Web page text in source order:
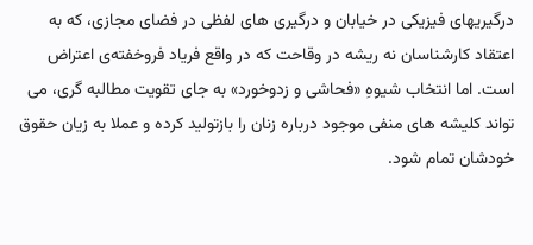
درگیریهای فیزیکی در خیابان و درگیری های لفظی در فضای مجازی، که به
اعتقاد کارشناسان نه ریشه در وقاحت که در واقع فریاد فروخفته‌ی اعتراض
است. اما انتخاب شیوهِ «فحاشی و زدوخورد» به جای تقویت مطالبه گری، می
تواند کلیشه های منفی موجود درباره زنان را بازتولید کرده و عملا به زیان حقوق
خودشان تمام شود.